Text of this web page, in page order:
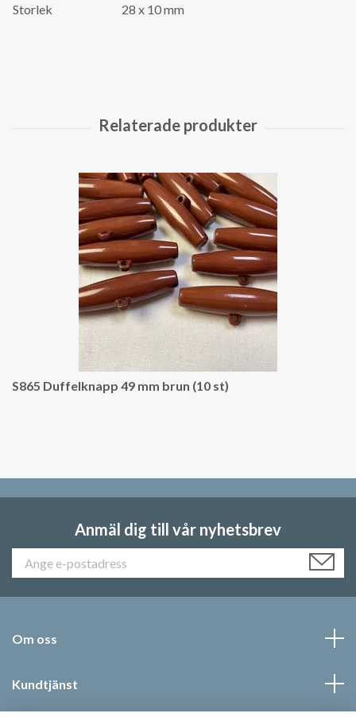
Storlek
28 x 10 mm
S865 Duffelknapp 49 mm brun (10 st)
Anmäl dig till vår nyhetsbrev
Om oss
Kundtjänst